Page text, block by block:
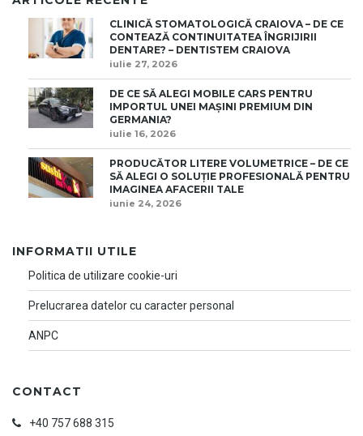
CLINICĂ STOMATOLOGICĂ CRAIOVA – DE CE
CONTEAZĂ CONTINUITATEA ÎNGRIJIRII
DENTARE? – DENTISTEM CRAIOVA
iulie 27, 2026
DE CE SĂ ALEGI MOBILE CARS PENTRU
IMPORTUL UNEI MAȘINI PREMIUM DIN
GERMANIA?
iulie 16, 2026
PRODUCĂTOR LITERE VOLUMETRICE – DE CE
SĂ ALEGI O SOLUȚIE PROFESIONALĂ PENTRU
IMAGINEA AFACERII TALE
iunie 24, 2026
INFORMATII UTILE
Politica de utilizare cookie-uri
Prelucrarea datelor cu caracter personal
ANPC
CONTACT
+40 757 688 315